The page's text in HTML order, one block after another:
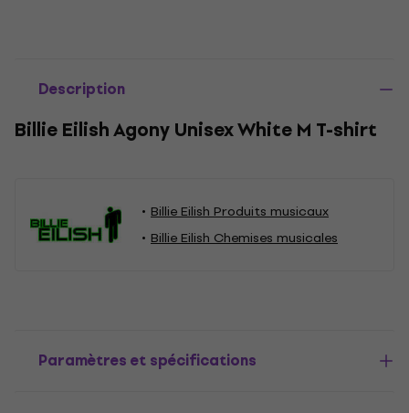
Description
Billie Eilish Agony Unisex White M T-shirt
Billie Eilish Produits musicaux
Billie Eilish Chemises musicales
Paramètres et spécifications